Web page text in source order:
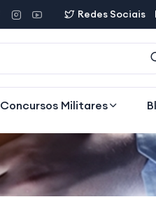
Redes Sociais
Concursos Militares